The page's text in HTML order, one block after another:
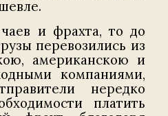
и фрахта, то до
перевозились из
американскою и
компаниями,
нередко
платить